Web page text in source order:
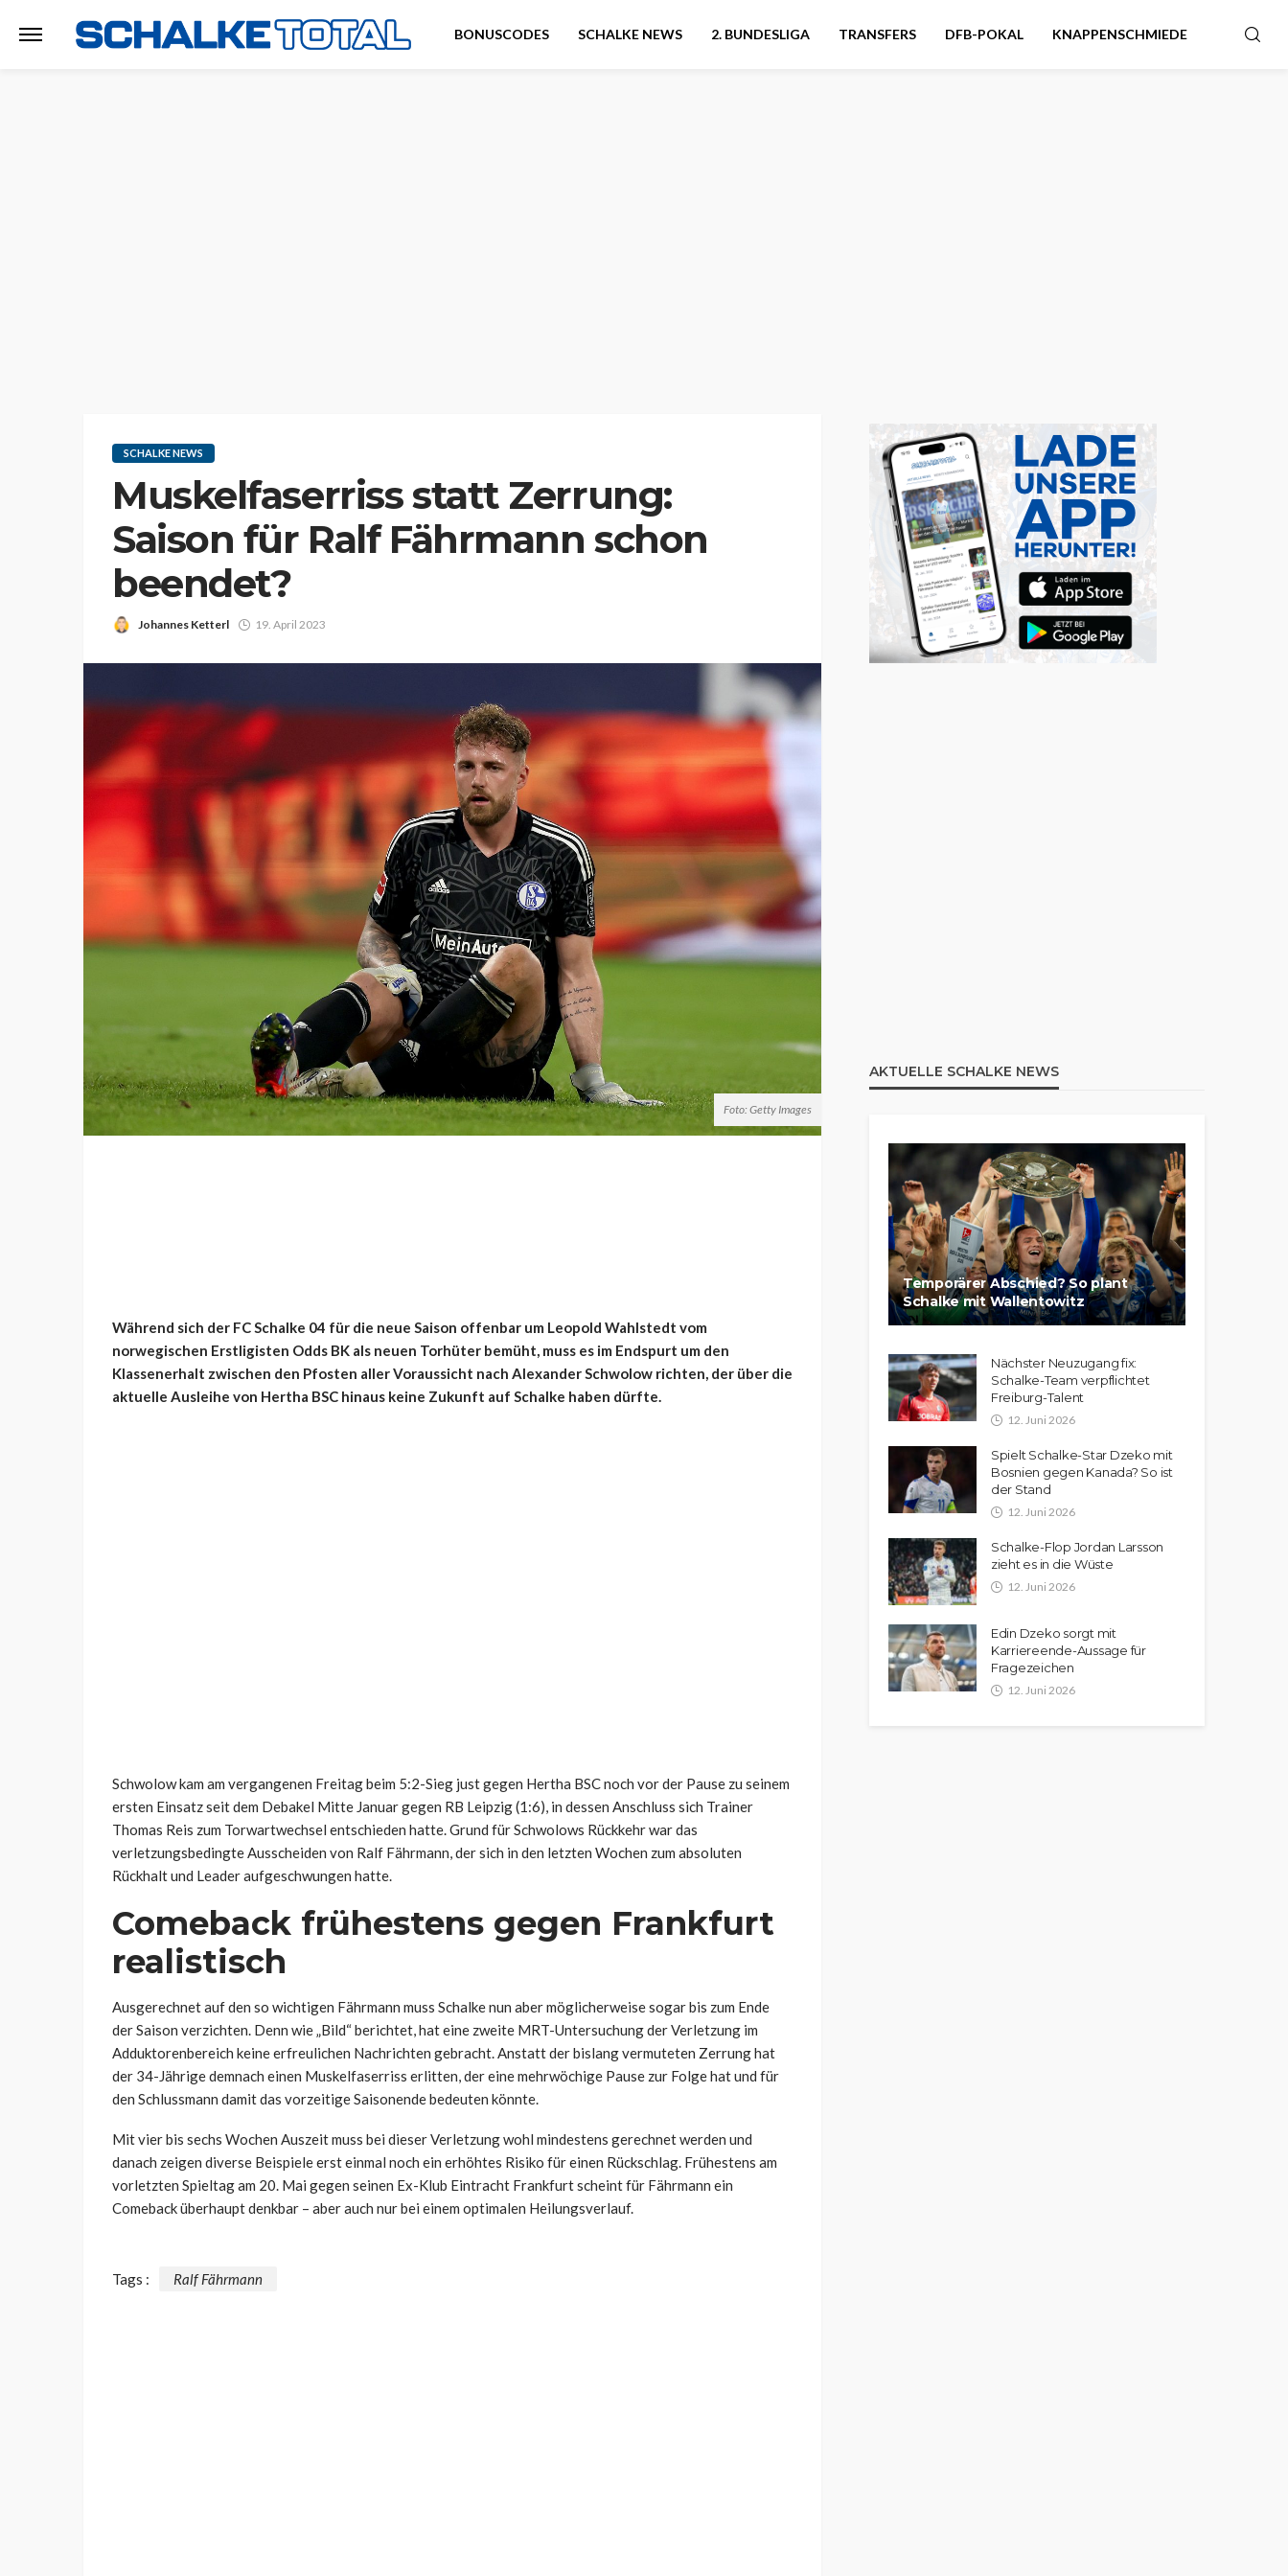
BONUSCODES SCHALKE NEWS 2. BUNDESLIGA TRANSFERS DFB-POKAL KNAPPENSCHMIEDE
SCHALKE NEWS
Muskelfaserriss statt Zerrung:
Saison für Ralf Fährmann schon
beendet?
Johannes Ketterl 19. April 2023
Foto: Getty Images
Während sich der FC Schalke 04 für die neue Saison offenbar um Leopold Wahlstedt vom
norwegischen Erstligisten Odds BK als neuen Torhüter bemüht, muss es im Endspurt um den
Klassenerhalt zwischen den Pfosten aller Voraussicht nach Alexander Schwolow richten, der über die
aktuelle Ausleihe von Hertha BSC hinaus keine Zukunft auf Schalke haben dürfte.
Schwolow kam am vergangenen Freitag beim 5:2-Sieg just gegen Hertha BSC noch vor der Pause zu seinem
ersten Einsatz seit dem Debakel Mitte Januar gegen RB Leipzig (1:6), in dessen Anschluss sich Trainer
Thomas Reis zum Torwartwechsel entschieden hatte. Grund für Schwolows Rückkehr war das
verletzungsbedingte Ausscheiden von Ralf Fährmann, der sich in den letzten Wochen zum absoluten
Rückhalt und Leader aufgeschwungen hatte.
Comeback frühestens gegen Frankfurt
realistisch
Ausgerechnet auf den so wichtigen Fährmann muss Schalke nun aber möglicherweise sogar bis zum Ende
der Saison verzichten. Denn wie „Bild“ berichtet, hat eine zweite MRT-Untersuchung der Verletzung im
Adduktorenbereich keine erfreulichen Nachrichten gebracht. Anstatt der bislang vermuteten Zerrung hat
der 34-Jährige demnach einen Muskelfaserriss erlitten, der eine mehrwöchige Pause zur Folge hat und für
den Schlussmann damit das vorzeitige Saisonende bedeuten könnte.
Mit vier bis sechs Wochen Auszeit muss bei dieser Verletzung wohl mindestens gerechnet werden und
danach zeigen diverse Beispiele erst einmal noch ein erhöhtes Risiko für einen Rückschlag. Frühestens am
vorletzten Spieltag am 20. Mai gegen seinen Ex-Klub Eintracht Frankfurt scheint für Fährmann ein
Comeback überhaupt denkbar – aber auch nur bei einem optimalen Heilungsverlauf.
Tags : Ralf Fährmann
AKTUELLE SCHALKE NEWS
Temporärer Abschied? So plant
Schalke mit Wallentowitz
Nächster Neuzugang fix:
Schalke-Team verpflichtet
Freiburg-Talent
12. Juni 2026
Spielt Schalke-Star Dzeko mit
Bosnien gegen Kanada? So ist
der Stand
12. Juni 2026
Schalke-Flop Jordan Larsson
zieht es in die Wüste
12. Juni 2026
Edin Dzeko sorgt mit
Karriereende-Aussage für
Fragezeichen
12. Juni 2026